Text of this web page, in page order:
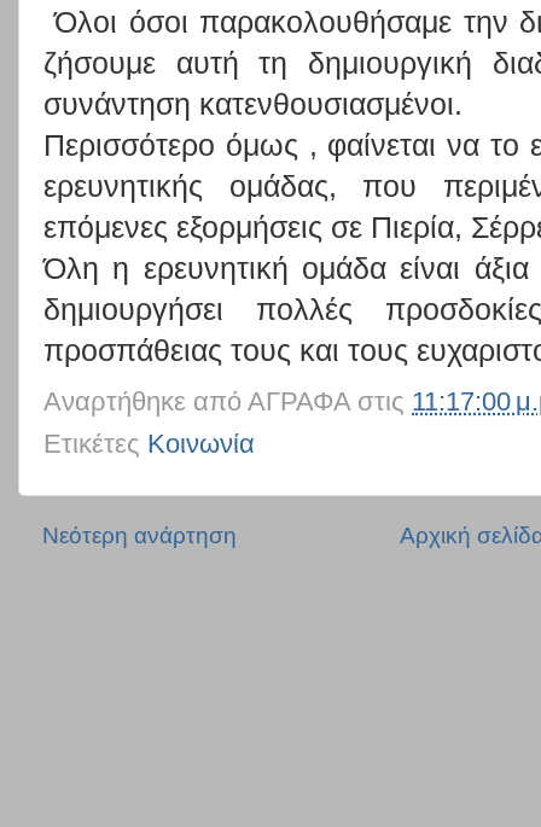
Όλοι όσοι παρακολουθήσαμε την
ζήσουμε αυτή τη δημιουργική
συνάντηση κατενθουσιασμένοι.
Περισσότερο όμως , φαίνεται να το
ερευνητικής ομάδας, που
επόμενες εξορμήσεις σε Πιερία,
Όλη η ερευνητική ομάδα είναι
δημιουργήσει πολλές
προσπάθειας τους και τους
Αναρτήθηκε από ΑΓΡΑΦΑ στις 11:17:00
Ετικέτες Κοινωνία
Νεότερη ανάρτηση Αρχική